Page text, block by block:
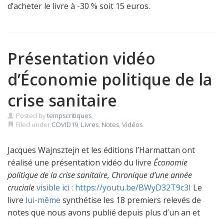
d’acheter le livre à -30 % soit 15 euros.
Présentation vidéo
d’Économie politique de la
crise sanitaire
Posted bytempscritiques
Filed under COVID19, Livres, Notes, Vidéos
Jacques Wajnsztejn et les éditions l’Harmattan ont
réalisé une présentation vidéo du livre Économie
politique de la crise sanitaire, Chronique d’une année
crucialevisible ici : https://youtu.be/BWyD32T9c3I Le
livre lui-même synthétise les 18 premiers relevés de
notes que nous avons publié depuis plus d’un an et